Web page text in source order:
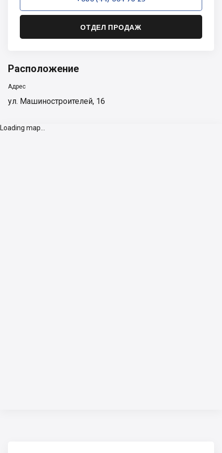
ОТДЕЛ ПРОДАЖ
Расположение
Адрес
ул. Машиностроителей, 16
Loading map...